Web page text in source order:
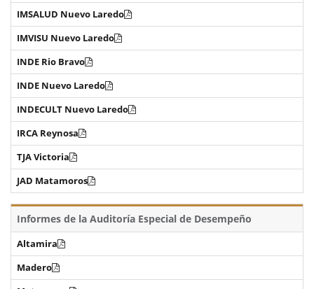
IMSALUD Nuevo Laredo
IMVISU Nuevo Laredo
INDE Rio Bravo
INDE Nuevo Laredo
INDECULT Nuevo Laredo
IRCA Reynosa
TJA Victoria
JAD Matamoros
Informes de la Auditoría Especial de Desempeño
Altamira
Madero